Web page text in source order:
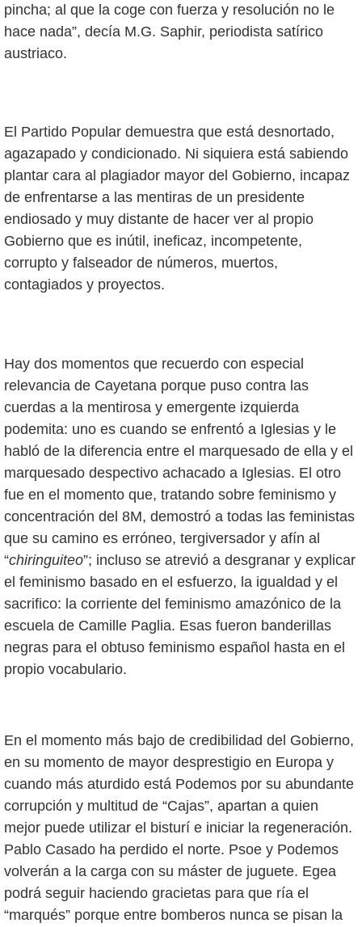
pincha; al que la coge con fuerza y resolución no le
hace nada”, decía M.G. Saphir, periodista satírico
austriaco.
El Partido Popular demuestra que está desnortado,
agazapado y condicionado. Ni siquiera está sabiendo
plantar cara al plagiador mayor del Gobierno, incapaz
de enfrentarse a las mentiras de un presidente
endiosado y muy distante de hacer ver al propio
Gobierno que es inútil, ineficaz, incompetente,
corrupto y falseador de números, muertos,
contagiados y proyectos.
Hay dos momentos que recuerdo con especial
relevancia de Cayetana porque puso contra las
cuerdas a la mentirosa y emergente izquierda
podemita: uno es cuando se enfrentó a Iglesias y le
habló de la diferencia entre el marquesado de ella y el
marquesado despectivo achacado a Iglesias. El otro
fue en el momento que, tratando sobre feminismo y
concentración del 8M, demostró a todas las feministas
que su camino es erróneo, tergiversador y afín al
“chiringuiteo”; incluso se atrevió a desgranar y explicar
el feminismo basado en el esfuerzo, la igualdad y el
sacrifico: la corriente del feminismo amazónico de la
escuela de Camille Paglia. Esas fueron banderillas
negras para el obtuso feminismo español hasta en el
propio vocabulario.
En el momento más bajo de credibilidad del Gobierno,
en su momento de mayor desprestigio en Europa y
cuando más aturdido está Podemos por su abundante
corrupción y multitud de “Cajas”, apartan a quien
mejor puede utilizar el bisturí e iniciar la regeneración.
Pablo Casado ha perdido el norte. Psoe y Podemos
volverán a la carga con su máster de juguete. Egea
podrá seguir haciendo gracietas para que ría el
“marqués” porque entre bomberos nunca se pisan la